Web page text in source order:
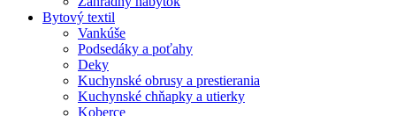
Bytový textil
Vankúše
Podsedáky a poťahy
Deky
Kuchynské obrusy a prestierania
Kuchynské chňapky a utierky
Koberce